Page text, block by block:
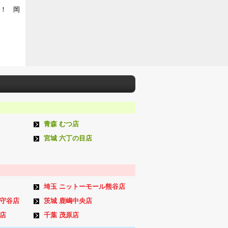
！ 岡
青森 むつ店
宮城 六丁の目店
埼玉 ニットーモール熊谷店
谷店
茨城 鹿嶋中央店
千葉 茂原店